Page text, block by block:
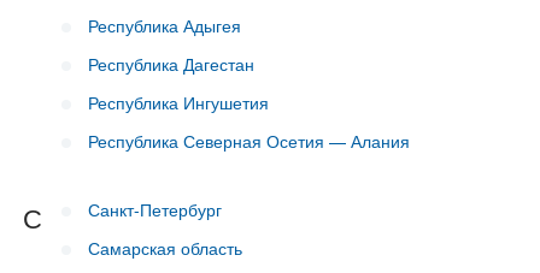
Республика Адыгея
Республика Дагестан
Республика Ингушетия
Республика Северная Осетия — Алания
С
Санкт-Петербург
Самарская область